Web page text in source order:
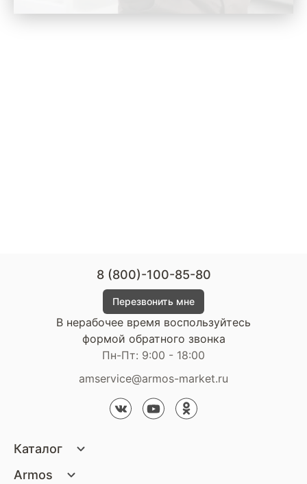
Каталог
Armos
8 (800)-100-85-80
Перезвонить мне
В нерабочее время воспользуйтесь
формой обратного звонка
Пн-Пт: 9:00 - 18:00
amservice@armos-market.ru